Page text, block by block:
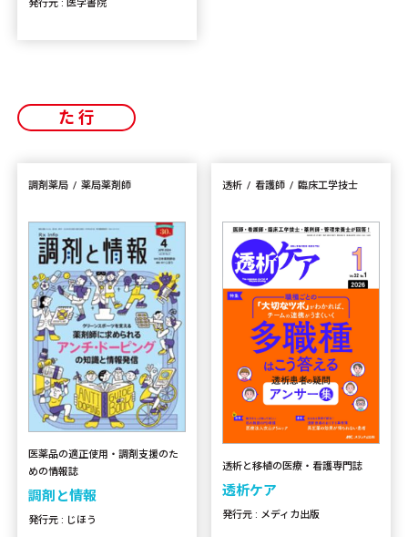
発行元 : 医学書院
た行
調剤薬局 薬局薬剤師
医薬品の適正使用・調剤支援のた
めの情報誌
調剤と情報
発行元 : じほう
透析 看護師 臨床工学技士
透析と移植の医療・看護専門誌
透析ケア
発行元 : メディカ出版